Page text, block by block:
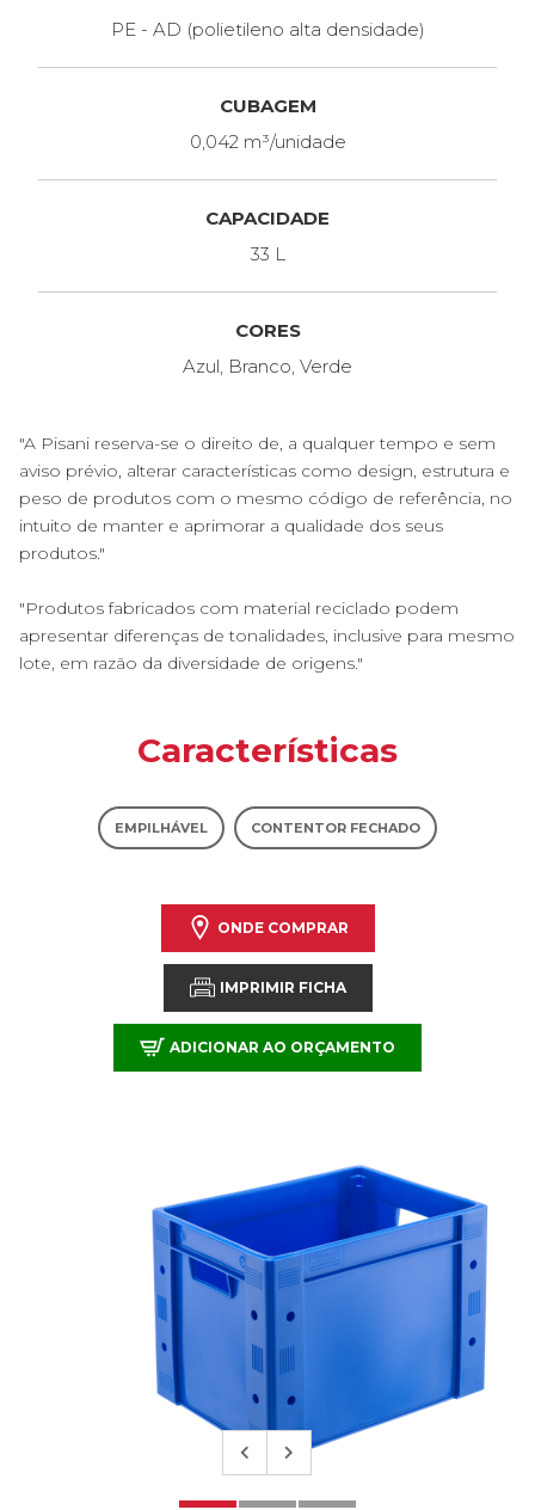
PE - AD (polietileno alta densidade)
CUBAGEM
0,042 m³/unidade
CAPACIDADE
33 L
CORES
Azul, Branco, Verde
"A Pisani reserva-se o direito de, a qualquer tempo e sem
aviso prévio, alterar características como design, estrutura e
peso de produtos com o mesmo código de referência, no
intuito de manter e aprimorar a qualidade dos seus
produtos."
"Produtos fabricados com material reciclado podem
apresentar diferenças de tonalidades, inclusive para mesmo
lote, em razão da diversidade de origens."
Características
EMPILHÁVEL CONTENTOR FECHADO
ONDE COMPRAR
IMPRIMIR FICHA
ADICIONAR AO ORÇAMENTO